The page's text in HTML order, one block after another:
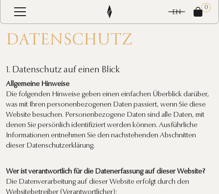
EN
0
DATEN­SCHUTZ
1. Datenschutz auf einen Blick
Allgemeine Hinweise
Die folgenden Hinweise geben einen einfachen Überblick darüber,
was mit Ihren personenbezogenen Daten passiert, wenn Sie diese
Website besuchen. Personenbezogene Daten sind alle Daten, mit
denen Sie persönlich identifiziert werden können. Ausführliche
Informationen entnehmen Sie den nachstehenden Abschnitten
dieser Datenschutzerklärung.
Wer ist verantwortlich für die Datenerfassung auf dieser Website?
Die Datenverarbeitung auf dieser Website erfolgt durch den
Websitebetreiber (Verantwortlicher):